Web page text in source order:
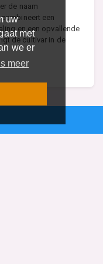
uw
met
we er
meer
de naam
een
en een opvallende
de cultivar in de